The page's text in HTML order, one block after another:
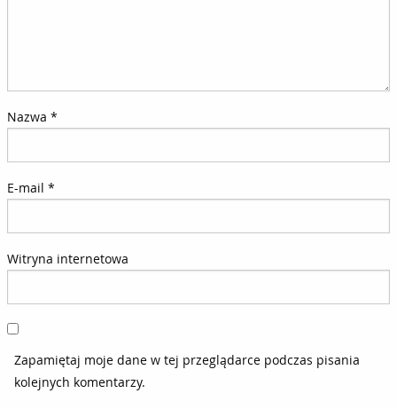
Nazwa *
E-mail *
Witryna internetowa
Zapamiętaj moje dane w tej przeglądarce podczas pisania
kolejnych komentarzy.